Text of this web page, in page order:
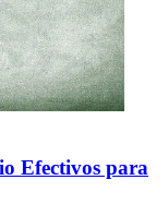
Efectivos para